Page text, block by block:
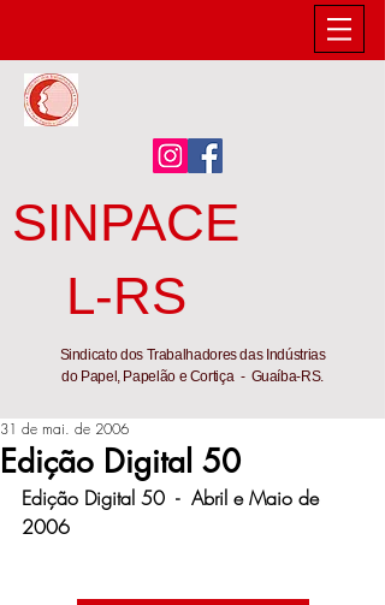
SINPACE
L-RS
Sindicato dos Trabalhadores das Indústrias
do Papel, Papelão e Cortiça - Guaíba-RS.
Edição Digital 50
31 de mai. de 2006
Edição Digital 50  -  Abril e Maio de
2006